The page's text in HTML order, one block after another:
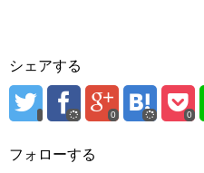
シェアする
0 0
フォローする